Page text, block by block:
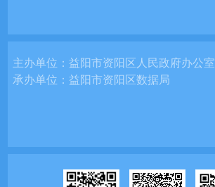
主办单位：益阳市资阳区人民政府办公室
承办单位：益阳市资阳区数据局